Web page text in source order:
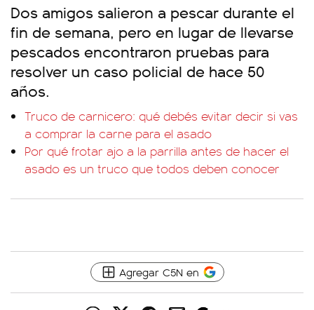
Dos amigos salieron a pescar durante el
fin de semana, pero en lugar de llevarse
pescados encontraron pruebas para
resolver un caso policial de hace 50
años.
Truco de carnicero: qué debés evitar decir si vas
a comprar la carne para el asado
Por qué frotar ajo a la parrilla antes de hacer el
asado es un truco que todos deben conocer
Agregar C5N en